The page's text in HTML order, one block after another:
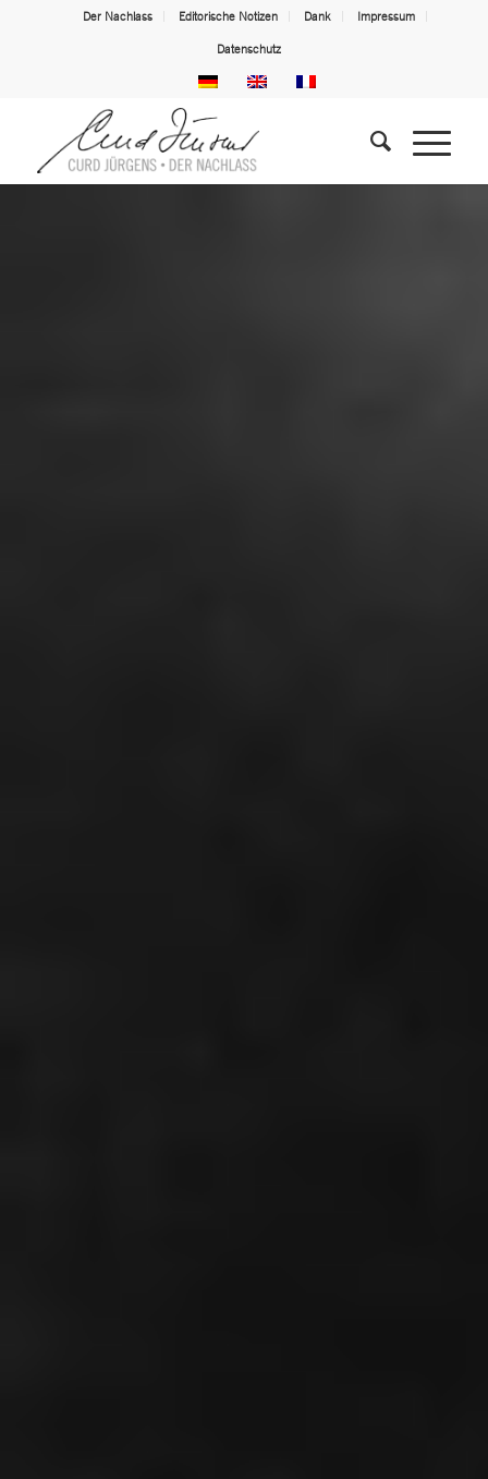
Der Nachlass Editorische Notizen Dank Impressum
Datenschutz